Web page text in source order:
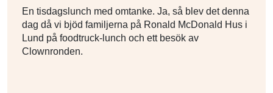
En tisdagslunch med omtanke. Ja, så blev det denna
dag då vi bjöd familjerna på Ronald McDonald Hus i
Lund på foodtruck-lunch och ett besök av
Clownronden.